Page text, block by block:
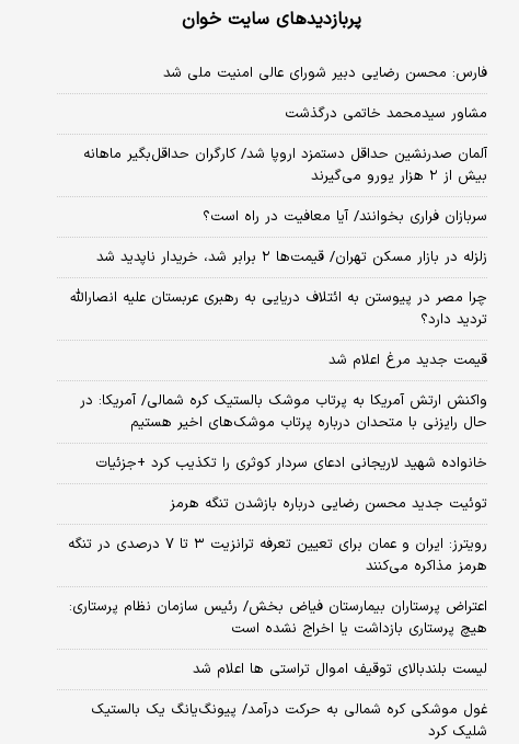
پربازدیدهای سایت خوان
فارس: محسن رضایی دبیر شورای عالی امنیت ملی شد
مشاور سیدمحمد خاتمی درگذشت
آلمان صدرنشین حداقل دستمزد اروپا شد/ کارگران حداقل‌بگیر ماهانه
بیش از ۲ هزار یورو می‌گیرند
سربازان فراری بخوانند/ آیا معافیت در راه است؟
زلزله در بازار مسکن تهران/ قیمت‌ها ۲ برابر شد، خریدار ناپدید شد
چرا مصر در پیوستن به ائتلاف دریایی به رهبری عربستان علیه انصارالله
تردید دارد؟
قیمت جدید مرغ اعلام شد
واکنش ارتش آمریکا به پرتاب موشک بالستیک کره شمالی/ آمریکا: در
حال رایزنی با متحدان درباره پرتاب موشک‌های اخیر هستیم
خانواده شهید لاریجانی ادعای سردار کوثری را تکذیب کرد +جزئیات
توئیت جدید محسن رضایی درباره بازشدن تنگه هرمز
رویترز: ایران و عمان برای تعیین تعرفه ترانزیت ۳ تا ۷ درصدی در تنگه
هرمز مذاکره می‌کنند
اعتراض پرستاران بیمارستان فیاض بخش/ رئیس سازمان نظام پرستاری:
هیچ پرستاری بازداشت یا اخراج نشده است
لیست بلندبالای توقیف اموال تراستی ها اعلام شد
غول موشکی کره شمالی به حرکت درآمد/ پیونگ‌یانگ یک بالستیک
شلیک کرد